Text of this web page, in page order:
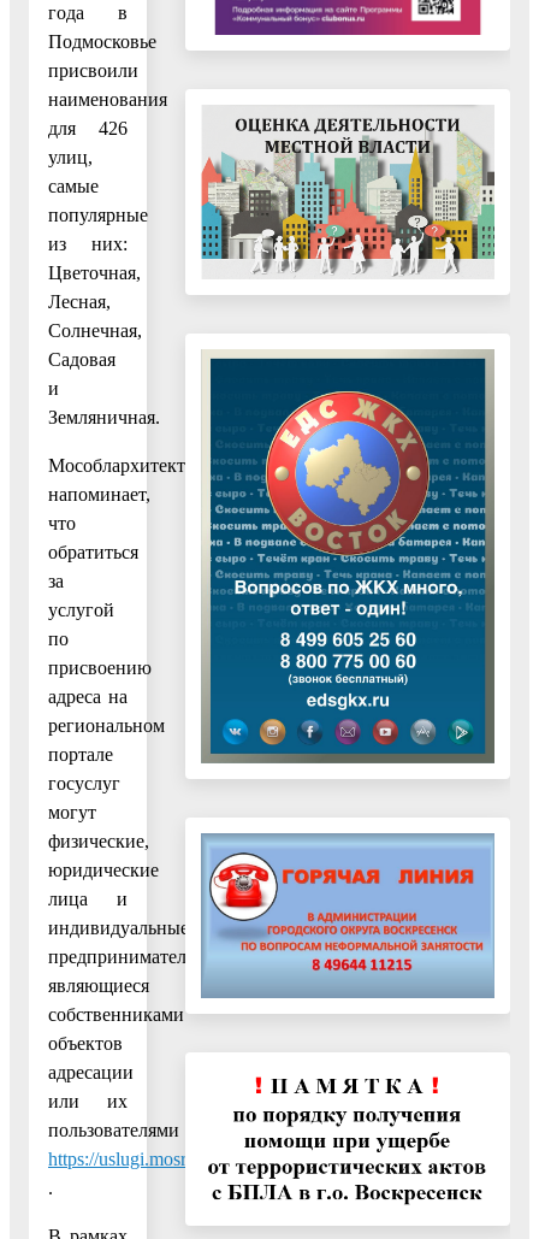
года в
Подмосковье
присвоили
наименования
для 426
улиц,
самые
популярные
из них:
Цветочная,
Лесная,
Солнечная,
Садовая
и
Земляничная.
Мособлархитектура
напоминает,
что
обратиться
за
услугой
по
присвоению
адреса на
региональном
портале
госуслуг
могут
физические,
юридические
лица и
индивидуальные
предприниматели,
являющиеся
собственниками
объектов
адресации
или их
пользователями
https://uslugi.mosreg.ru/services/6912
.